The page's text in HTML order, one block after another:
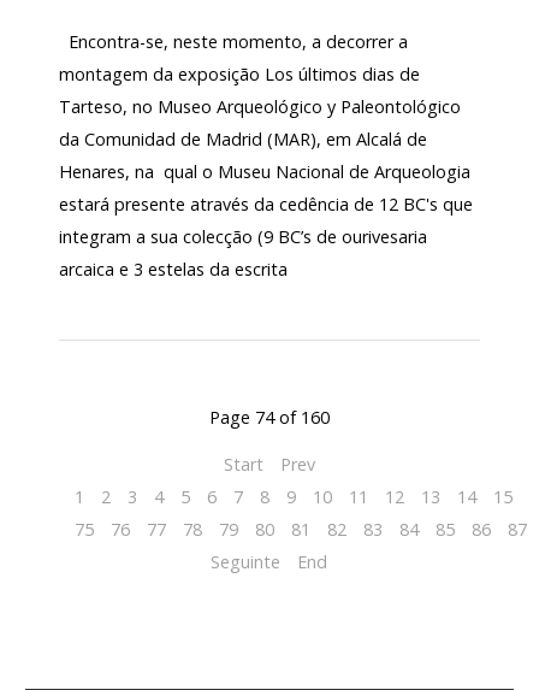
Encontra-se, neste momento, a decorrer a
montagem da exposição Los últimos dias de
Tarteso, no Museo Arqueológico y Paleontológico
da Comunidad de Madrid (MAR), em Alcalá de
Henares, na qual o Museu Nacional de Arqueologia
estará presente através da cedência de 12 BC's que
integram a sua colecção (9 BC’s de ourivesaria
arcaica e 3 estelas da escrita
Page 74 of 160
Start
Prev
1
2 3 4 5 6 7 8 9 10 11 12 13 14 15
75
76 77 78 79 80 81 82 83 84 85 86
87
Seguinte
End